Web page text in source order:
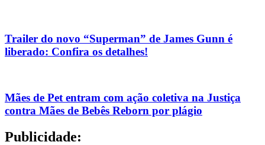
Trailer do novo “Superman” de James Gunn é
liberado: Confira os detalhes!
Mães de Pet entram com ação coletiva na Justiça
contra Mães de Bebês Reborn por plágio
Publicidade: